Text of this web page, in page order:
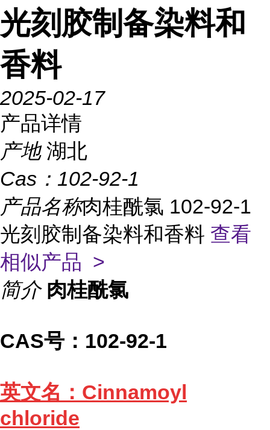
光刻胶制备染料和
香料
2025-02-17
产品详情
产地 湖北
Cas： 102-92-1
产品名称肉桂酰氯 102-92-1
光刻胶制备染料和香料 查看
相似产品 >
简介 肉桂酰氯
CAS号：102-92-1
英文名：Cinnamoyl
chloride